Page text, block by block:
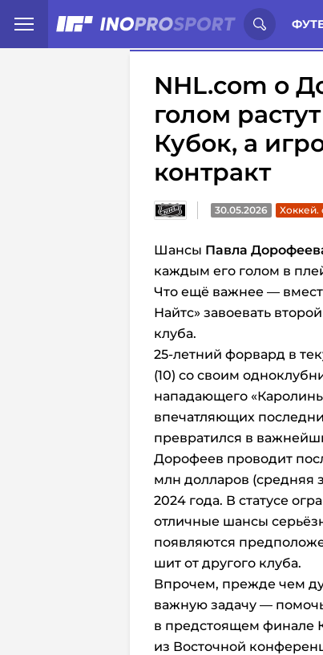
Иностранцы о спорте
NHL.com о
голом
Кубок, а
контракт
30.05.2026 Хоккей.
Шансы Павла
каждым его голом в
Что ещё важнее —
Найтс» завоевать
клуба.
25-летний форвард в
(10) со своим
нападающего
впечатляющих
превратился в
Дорофеев проводит
млн долларов (средняя
2024 года. В статусе
отличные шансы
появляются
шит от другого клуба.
Впрочем, прежде чем
важную задачу —
в предстоящем финале
из Восточной